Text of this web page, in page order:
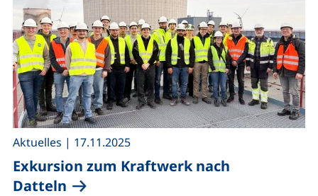
Exkursion zum Kraftwerk nach
Datteln
Aktuelles | 17.11.2025